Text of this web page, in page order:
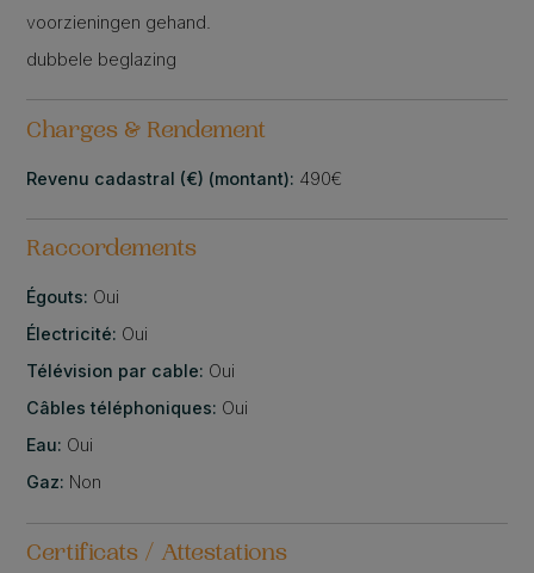
voorzieningen gehand.
dubbele beglazing
Charges & Rendement
Revenu cadastral (€) (montant): 490€
Raccordements
Égouts: Oui
Électricité: Oui
Télévision par cable: Oui
Câbles téléphoniques: Oui
Eau: Oui
Gaz: Non
Certificats / Attestations